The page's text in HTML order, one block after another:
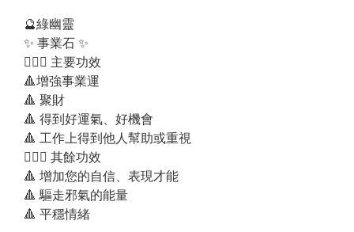
🔮綠幽靈
✨ 事業石 ✨
💁🏻‍♀️ 主要功效
🔺增強事業運
🔺 聚財
🔺 得到好運氣、好機會
🔺 工作上得到他人幫助或重視
💁🏻‍♂️ 其餘功效
🔺 增加您的自信、表現才能
🔺 驅走邪氣的能量
🔺 平穩情緒